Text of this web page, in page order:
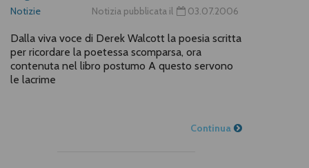
Notizie Notizia pubblicata il 03.07.2006
Dalla viva voce di Derek Walcott la poesia scritta
per ricordare la poetessa scomparsa, ora
contenuta nel libro postumo A questo servono
le lacrime
Continua